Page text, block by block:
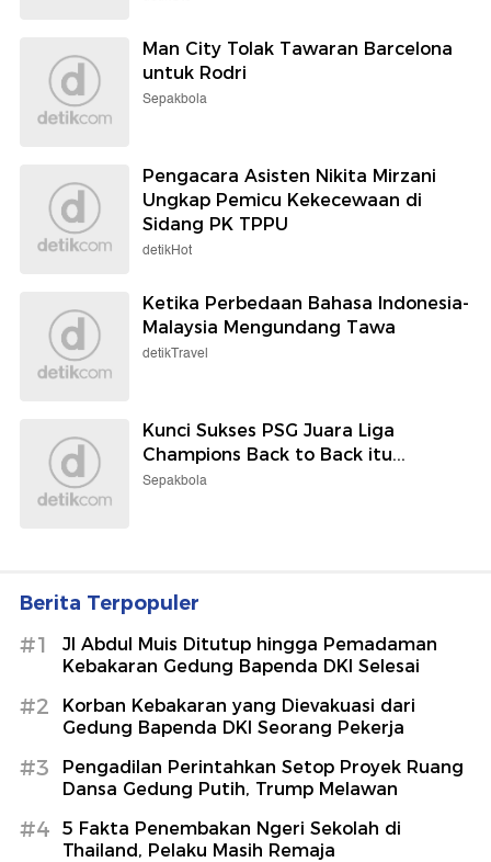
Man City Tolak Tawaran Barcelona
untuk Rodri
Sepakbola
Pengacara Asisten Nikita Mirzani
Ungkap Pemicu Kekecewaan di
Sidang PK TPPU
detikHot
Ketika Perbedaan Bahasa Indonesia-
Malaysia Mengundang Tawa
detikTravel
Kunci Sukses PSG Juara Liga
Champions Back to Back itu...
Sepakbola
Berita Terpopuler
#1
Jl Abdul Muis Ditutup hingga Pemadaman
Kebakaran Gedung Bapenda DKI Selesai
#2
Korban Kebakaran yang Dievakuasi dari
Gedung Bapenda DKI Seorang Pekerja
#3
Pengadilan Perintahkan Setop Proyek Ruang
Dansa Gedung Putih, Trump Melawan
#4
5 Fakta Penembakan Ngeri Sekolah di
Thailand, Pelaku Masih Remaja